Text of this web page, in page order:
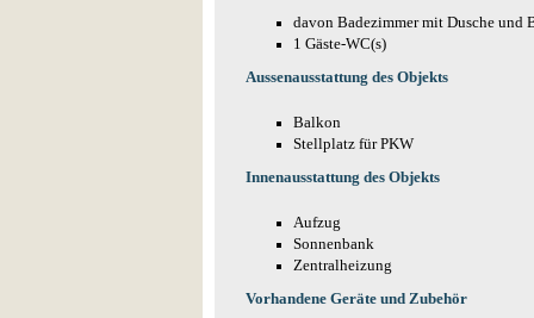
davon Badezimmer mit Dusche und
1 Gäste-WC(s)
Aussenausstattung des Objekts
Balkon
Stellplatz für PKW
Innenausstattung des Objekts
Aufzug
Sonnenbank
Zentralheizung
Vorhandene Geräte und Zubehör